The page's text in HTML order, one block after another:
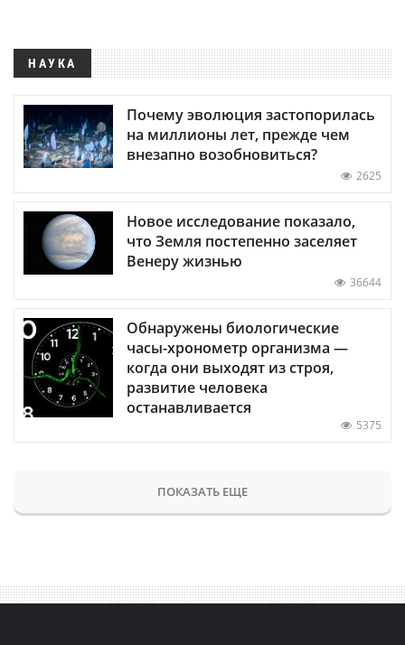
НАУКА
Почему эволюция застопорилась
на миллионы лет, прежде чем
внезапно возобновиться?
2625
Новое исследование показало,
что Земля постепенно заселяет
Венеру жизнью
36644
Обнаружены биологические
часы-хронометр организма —
когда они выходят из строя,
развитие человека
останавливается
5375
ПОКАЗАТЬ ЕЩЕ